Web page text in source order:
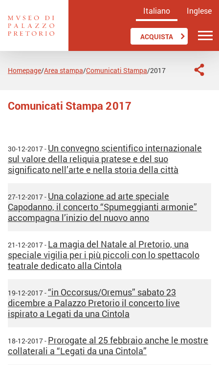
Italiano Inglese
ACQUISTA
Homepage/Area stampa/Comunicati Stampa/2017
Comunicati Stampa 2017
30-12-2017 - Un convegno scientifico internazionale
sul valore della reliquia pratese e del suo
significato nell’arte e nella storia della città
27-12-2017 - Una colazione ad arte speciale
Capodanno, il concerto “Spumeggianti armonie”
accompagna l’inizio del nuovo anno
21-12-2017 - La magia del Natale al Pretorio, una
speciale vigilia per i più piccoli con lo spettacolo
teatrale dedicato alla Cintola
19-12-2017 -“in Occorsus/Oremus” sabato 23
dicembre a Palazzo Pretorio il concerto live
ispirato a Legati da una Cintola
18-12-2017 - Prorogate al 25 febbraio anche le mostre
collaterali a “Legati da una Cintola”